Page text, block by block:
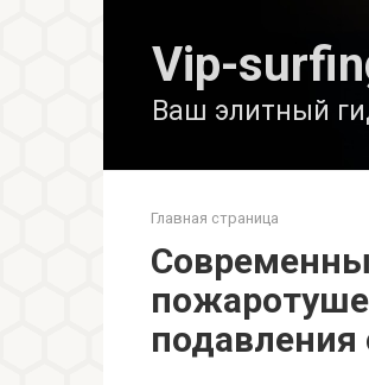
Vip-
Ваш элитный
Главная страница
подавления